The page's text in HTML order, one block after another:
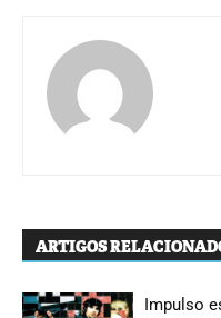
ARTIGOS
Impulso